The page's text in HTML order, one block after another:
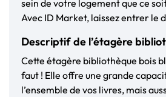
sein de votre logement que ce
Avec ID Market, laissez entrer le
Descriptif de l’étagère
Cette étagère bibliothèque bois
faut ! Elle offre une grande
l’ensemble de vos livres, mais